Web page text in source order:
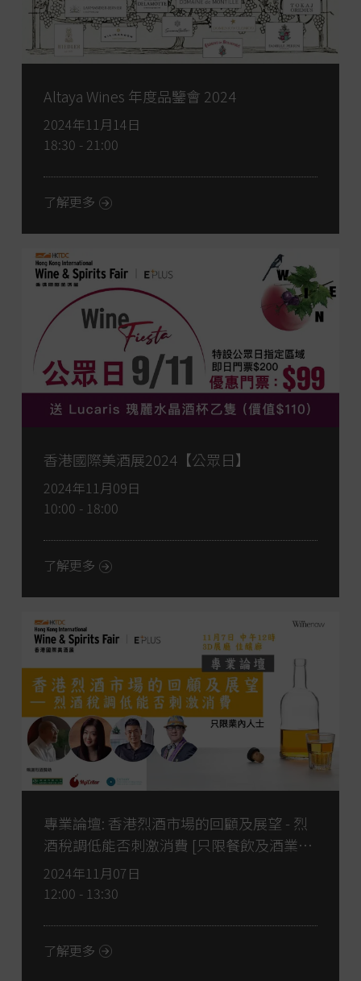
Altaya Wines 年度品鑒會 2024
2024年11月14日
18:30 - 21:00
了解更多
香港國際美酒展2024【公眾日】
2024年11月09日
10:00 - 18:00
了解更多
專業論壇: 香港烈酒市場的回顧及展望 - 烈
酒稅調低能否刺激消費 [只限餐飲及酒業人
士報名]
2024年11月07日
12:00 - 13:30
了解更多